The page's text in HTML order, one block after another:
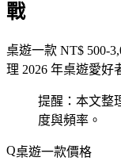
戰
桌遊一款 NT$ 500-
理 2026 年桌遊愛好
提醒：本文整
度與頻率。
桌遊一款價格